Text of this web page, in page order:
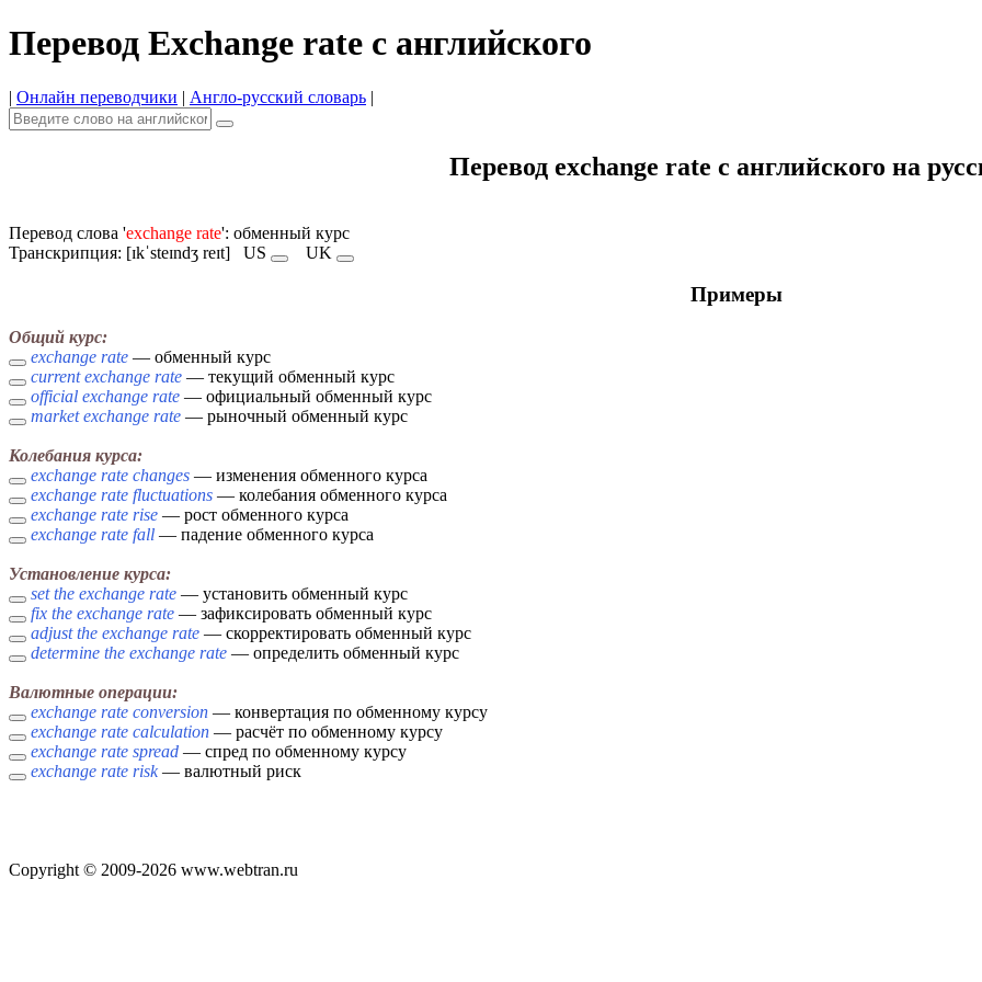
Перевод Exchange rate с английского
| Онлайн переводчики | Англо-русский словарь |
Перевод exchange rate с английского на
Перевод слова 'exchange rate': обменный курс
Транскрипция: [ɪkˈsteɪndʒ reɪt] US UK
Примеры
Общий курс:
exchange rate — обменный курс
current exchange rate — текущий обменный курс
official exchange rate — официальный обменный курс
market exchange rate — рыночный обменный курс
Колебания курса:
exchange rate changes — изменения обменного курса
exchange rate fluctuations — колебания обменного курса
exchange rate rise — рост обменного курса
exchange rate fall — падение обменного курса
Установление курса:
set the exchange rate — установить обменный курс
fix the exchange rate — зафиксировать обменный курс
adjust the exchange rate — скорректировать обменный курс
determine the exchange rate — определить обменный курс
Валютные операции:
exchange rate conversion — конвертация по обменному курсу
exchange rate calculation — расчёт по обменному курсу
exchange rate spread — спред по обменному курсу
exchange rate risk— валютный риск
Copyright © 2009-2026 www.webtran.ru